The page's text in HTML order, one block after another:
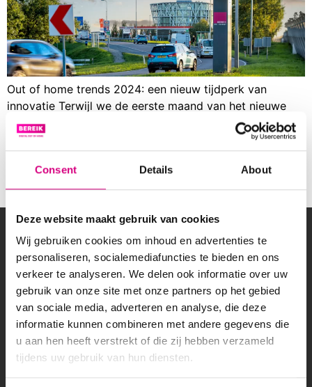
Consent Details About
Deze website maakt gebruik van cookies
Wij gebruiken cookies om inhoud en advertenties te
personaliseren, socialemediafuncties te bieden en ons
verkeer te analyseren. We delen ook informatie over uw
gebruik van onze site met onze partners op het gebied
van sociale media, adverteren en analyse, die deze
informatie kunnen combineren met andere gegevens die
u aan hen heeft verstrekt of die zij hebben verzameld
tijdens uw gebruik van hun diensten.
Out of home trends 2024: een nieuw tijdperk van
innovatie Terwijl we de eerste maand van het nieuwe
jaar bijna achter ons laten, richten we onze blik op de
opwindende toekomst van outdoor advertising (OOH)
in 2024. Het afgelopen jaar bleek wederom een
recordjaar te zijn voor OOH, en de vooruitzichten voor
dit jaar zijn […]
OVER BEREIK
Wil jij lokale klanten bereiken of een breed publiek
aanspreken met een reclamecampagne? Bereik
heeft een groot netwerk van digitale schermen
langs drukbezochte (snel)wegen in Nederland.